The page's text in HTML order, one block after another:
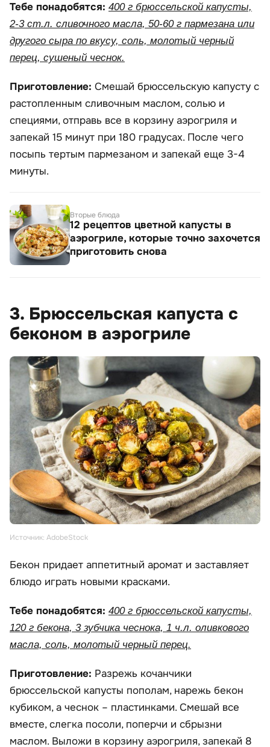
Тебе понадобятся: 400 г брюссельской капусты,
2-3 ст.л. сливочного масла, 50-60 г пармезана или
другого сыра по вкусу, соль, молотый черный
перец, сушеный чеснок.
Приготовление: Смешай брюссельскую капусту с
растопленным сливочным маслом, солью и
специями, отправь все в корзину аэрогриля и
запекай 15 минут при 180 градусах. После чего
посыпь тертым пармезаном и запекай еще 3-4
минуты.
Вторые блюда
12 рецептов цветной капусты в
аэрогриле, которые точно захочется
приготовить снова
3. Брюссельская капуста с
беконом в аэрогриле
Источник: AdobeStock
Бекон придает аппетитный аромат и заставляет
блюдо играть новыми красками.
Тебе понадобятся: 400 г брюссельской капусты,
120 г бекона, 3 зубчика чеснока, 1 ч.л. оливкового
масла, соль, молотый черный перец.
Приготовление: Разрежь кочанчики
брюссельской капусты пополам, нарежь бекон
кубиком, а чеснок – пластинками. Смешай все
вместе, слегка посоли, поперчи и сбрызни
маслом. Выложи в корзину аэрогриля, запекай 8